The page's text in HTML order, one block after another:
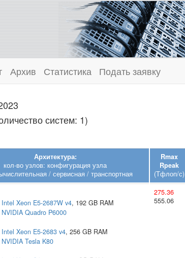
Архив Статистика Подать заявку
систем: 1)
Архитектура:
кол-во узлов: конфигурация узла
/ сервисная / транспортная
Rmax
Rpeak
(Тфлоп/с)
Intel Xeon E5-2687W v4, 192 GB RAM
NVIDIA Quadro P6000
Intel Xeon E5-2683 v4, 256 GB RAM
NVIDIA Tesla K80
275.36
555.06